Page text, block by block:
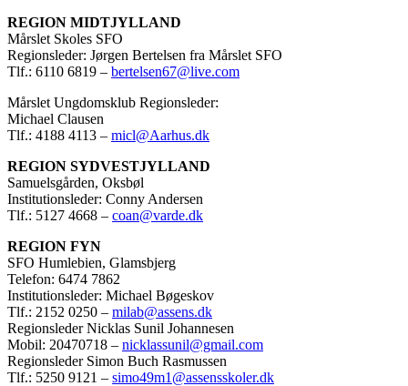
REGION MIDTJYLLAND
Mårslet Skoles SFO
Regionsleder: Jørgen Bertelsen fra Mårslet SFO
Tlf.: 6110 6819 – bertelsen67@live.com
Mårslet Ungdomsklub Regionsleder:
Michael Clausen
Tlf.: 4188 4113 – micl@Aarhus.dk
REGION SYDVESTJYLLAND
Samuelsgården, Oksbøl
Institutionsleder: Conny Andersen
Tlf.: 5127 4668 – coan@varde.dk
REGION FYN
SFO Humlebien, Glamsbjerg
Telefon: 6474 7862
Institutionsleder: Michael Bøgeskov
Tlf.: 2152 0250 – milab@assens.dk
Regionsleder Nicklas Sunil Johannesen
Mobil: 20470718 – nicklassunil@gmail.com
Regionsleder Simon Buch Rasmussen
Tlf.: 5250 9121 – simo49m1@assensskoler.dk